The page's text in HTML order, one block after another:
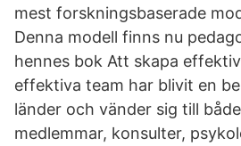
mest forskningsbaserade
Denna modell finns nu
hennes bok Att skapa
effektiva team har blivit en
länder och vänder sig till
medlemmar, konsulter,